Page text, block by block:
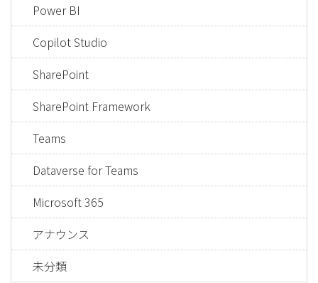
Power BI
Copilot Studio
SharePoint
SharePoint Framework
Teams
Dataverse for Teams
Microsoft 365
アナウンス
未分類